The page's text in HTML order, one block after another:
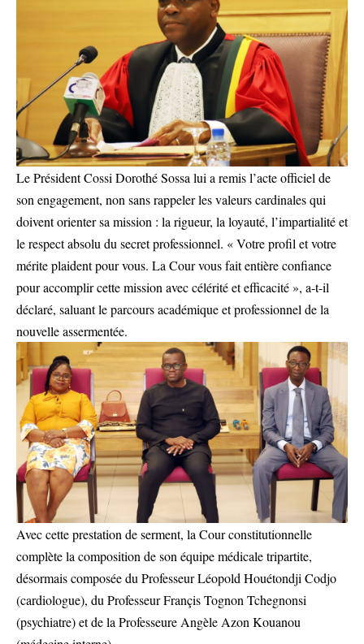
Le Président Cossi Dorothé Sossa lui a remis l’acte officiel de
son engagement, non sans rappeler les valeurs cardinales qui
doivent orienter sa mission : la rigueur, la loyauté, l’impartialité et
le respect absolu du secret professionnel. « Votre profil et votre
mérite plaident pour vous. La Cour vous fait entière confiance
pour accomplir cette mission avec célérité et efficacité », a-t-il
déclaré, saluant le parcours académique et professionnel de la
nouvelle assermentée.
Avec cette prestation de serment, la Cour constitutionnelle
complète la composition de son équipe médicale tripartite,
désormais composée du Professeur Léopold Houétondji Codjo
(cardiologue), du Professeur Françis Tognon Tchegnonsi
(psychiatre) et de la Professeure Angèle Azon Kouanou